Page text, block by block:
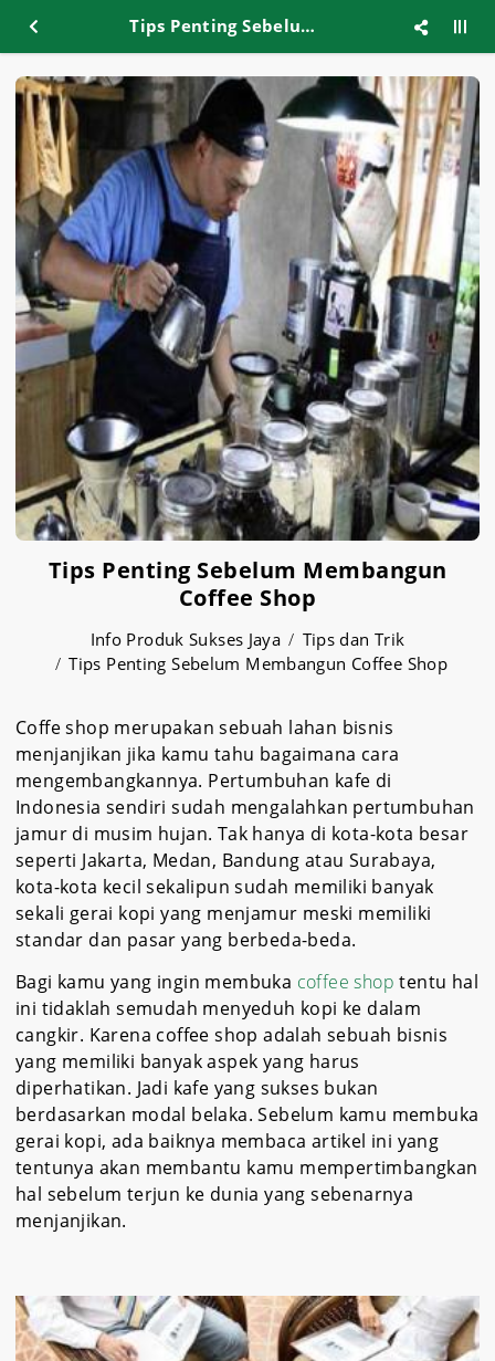
Tips Penting Sebelum Membangun Coffee Shop
Tips Penting Sebelum Membangun
Coffee Shop
Info Produk Sukses Jaya
Tips dan Trik
Tips Penting Sebelum Membangun Coffee Shop
Coffe shop merupakan sebuah lahan bisnis
menjanjikan jika kamu tahu bagaimana cara
mengembangkannya. Pertumbuhan kafe di
Indonesia sendiri sudah mengalahkan pertumbuhan
jamur di musim hujan. Tak hanya di kota-kota besar
seperti Jakarta, Medan, Bandung atau Surabaya,
kota-kota kecil sekalipun sudah memiliki banyak
sekali gerai kopi yang menjamur meski memiliki
standar dan pasar yang berbeda-beda.
Bagi kamu yang ingin membuka coffee shop tentu hal
ini tidaklah semudah menyeduh kopi ke dalam
cangkir. Karena coffee shop adalah sebuah bisnis
yang memiliki banyak aspek yang harus
diperhatikan. Jadi kafe yang sukses bukan
berdasarkan modal belaka. Sebelum kamu membuka
gerai kopi, ada baiknya membaca artikel ini yang
tentunya akan membantu kamu mempertimbangkan
hal sebelum terjun ke dunia yang sebenarnya
menjanjikan.